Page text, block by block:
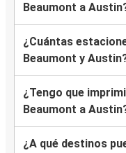
Beaumont a
¿Cuántas
Beaumont y
¿Tengo que
Beaumont a
¿A qué destinos